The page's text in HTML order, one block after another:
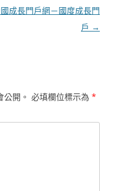
國成長門戶網－國度成長門
戶 →
開。 必填欄位標示為 *